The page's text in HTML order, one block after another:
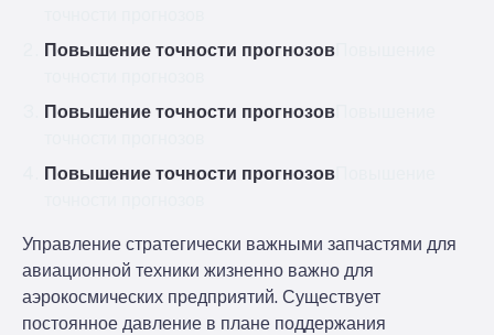
Повышение точности прогнозов
Повышение точности прогнозов
Повышение точности прогнозов
Управление стратегически важными запчастями для
авиационной техники жизненно важно для
аэрокосмических предприятий. Существует
постоянное давление в плане поддержания